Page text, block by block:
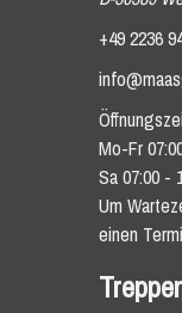
+49 2236
Mo-Fr
Sa 07:00 -
Um
einen